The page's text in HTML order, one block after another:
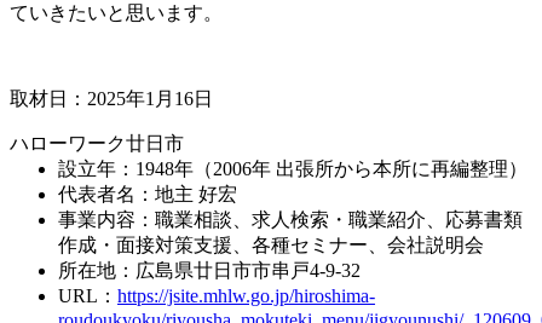
ていきたいと思います。
取材日：2025年1月16日
ハローワーク廿日市
設立年：1948年（2006年 出張所から本所に再編整理）
代表者名：地主 好宏
事業内容：職業相談、求人検索・職業紹介、応募書類
作成・面接対策支援、各種セミナー、会社説明会
所在地：広島県廿日市市串戸4-9-32
URL： https://jsite.mhlw.go.jp/hiroshima-